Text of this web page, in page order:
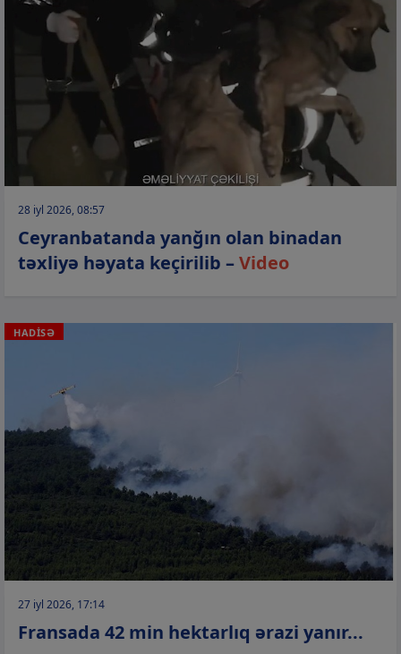
28 iyl 2026, 08:57
Ceyranbatanda yanğın olan binadan
təxliyə həyata keçirilib –Video
HADİSƏ
27 iyl 2026, 17:14
Fransada 42 min hektarlıq ərazi yanır...